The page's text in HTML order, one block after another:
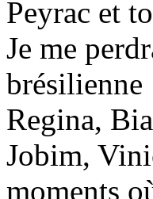
Peyrac et
Je me
Regina,
Jobim,
moments